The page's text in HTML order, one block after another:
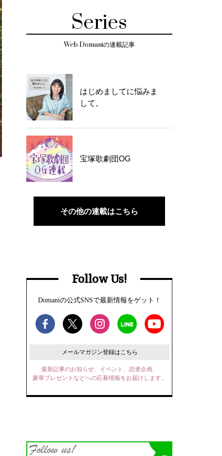
Series
Web Domaniの連載記事
はじめましてに悩みま
して。
宝塚歌劇団OG
その他の連載はこちら
Follow Us!
Domaniの公式SNSで最新情報をゲット！
メールマガジン登録はこちら
最新記事のお知らせ、イベント、読者企画、
豪華プレゼントなどへの応募情報をお届けします。